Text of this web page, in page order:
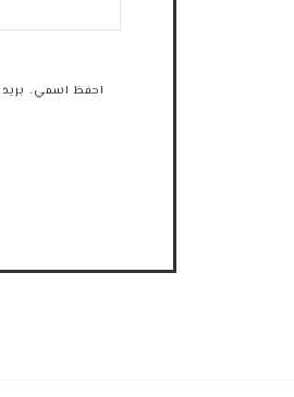
احفظ اسمي،